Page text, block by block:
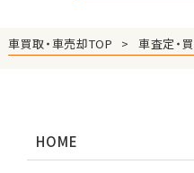
車買取・車売却TOP 車査定・
HOME